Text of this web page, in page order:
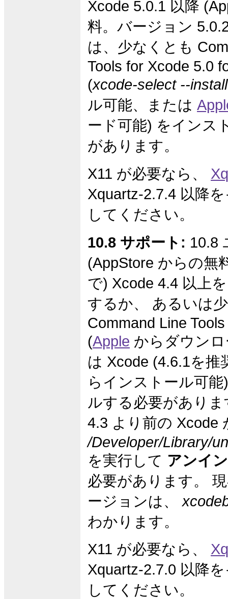
Xcode 5.0.1 以降
料。バージョン
は、少なくとも
Tools for Xcode 5.0
(xcode-select --install
ル可能、または
ード可能) をインス
があります。
X11 が必要なら、
Xquartz-2.7.4 以降
してください。
10.8 サポート: 10.8
(AppStore からの無
で) Xcode 4.4 以上
するか、 あるいは
Command Line
(Apple からダウン
は Xcode (4.6.1を推
らインストール可
ルする必要があり
4.3 より前の Xcode
/Developer/Library/
を実行して アンイ
必要があります。
ージョンは、
わかります。
X11 が必要なら、
Xquartz-2.7.0 以降
してください。